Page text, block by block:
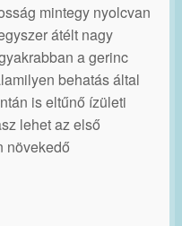
mintegy nyolcvan
átélt nagy
a gerinc
behatás által
is eltűnő ízületi
lehet az első
növekedő